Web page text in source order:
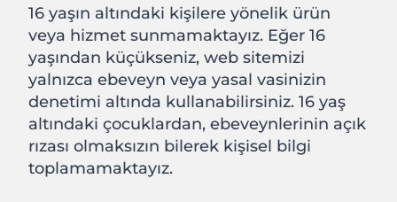
16 yaşın altındaki kişilere yönelik ürün
veya hizmet sunmamaktayız. Eğer 16
yaşından küçükseniz, web sitemizi
yalnızca ebeveyn veya yasal vasinizin
denetimi altında kullanabilirsiniz. 16 yaş
altındaki çocuklardan, ebeveynlerinin açık
rızası olmaksızın bilerek kişisel bilgi
toplamamaktayız.